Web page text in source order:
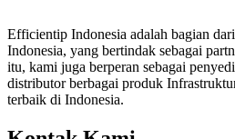
Efficientip Indonesia adalah bagian
Indonesia, yang bertindak sebagai
itu, kami juga berperan sebagai
distributor berbagai produk
terbaik di Indonesia.